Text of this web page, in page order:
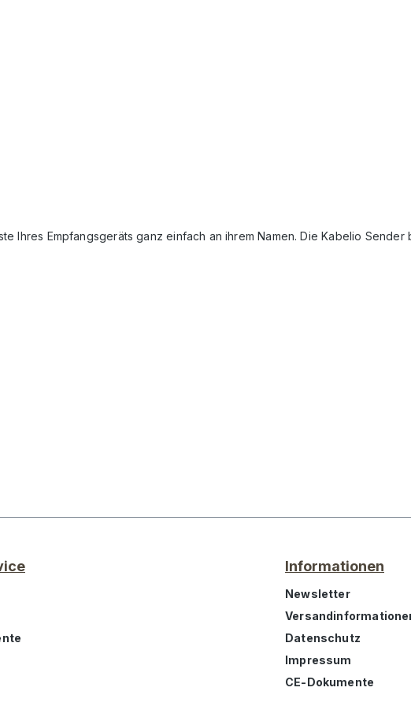
Ihres Empfangsgeräts ganz einfach an ihrem Namen. Die Kabelio
Informationen
Newsletter
Datenschutz
Impressum
CE-Dokumente